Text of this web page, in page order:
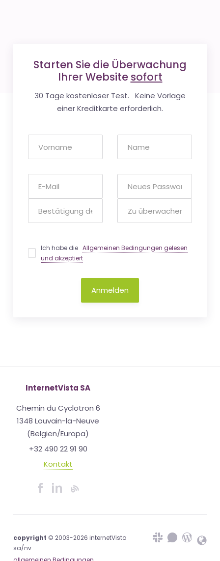
Starten Sie die Überwachung
Ihrer Website sofort
30 Tage kostenloser Test. Keine Vorlage
einer Kreditkarte erforderlich.
Ich habe dieAllgemeinen Bedingungen gelesen
und akzeptiert
Anmelden
InternetVista SA
Chemin du Cyclotron 6
1348 Louvain-la-Neuve
(Belgien/Europa)
+32 490 22 91 90
Kontakt
copyright © 2003-2026 internetVista
sa/nv